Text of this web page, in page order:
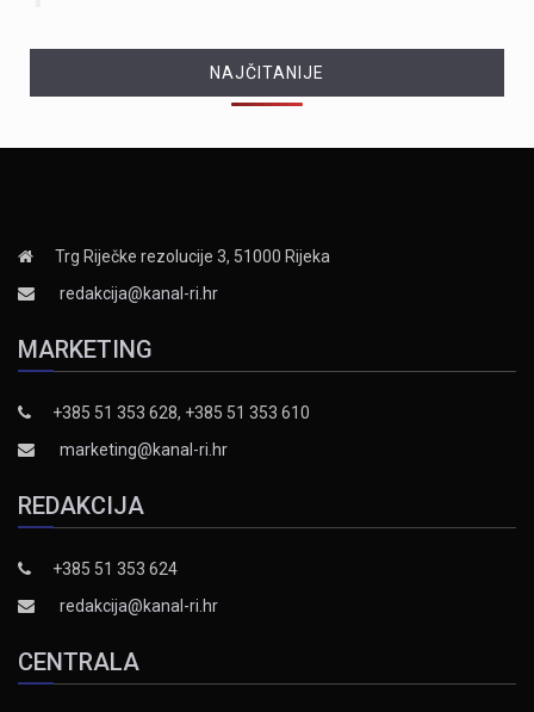
NAJČITANIJE
Trg Riječke rezolucije 3, 51000 Rijeka
redakcija@kanal-ri.hr
MARKETING
+385 51 353 628, +385 51 353 610
marketing@kanal-ri.hr
REDAKCIJA
+385 51 353 624
redakcija@kanal-ri.hr
CENTRALA